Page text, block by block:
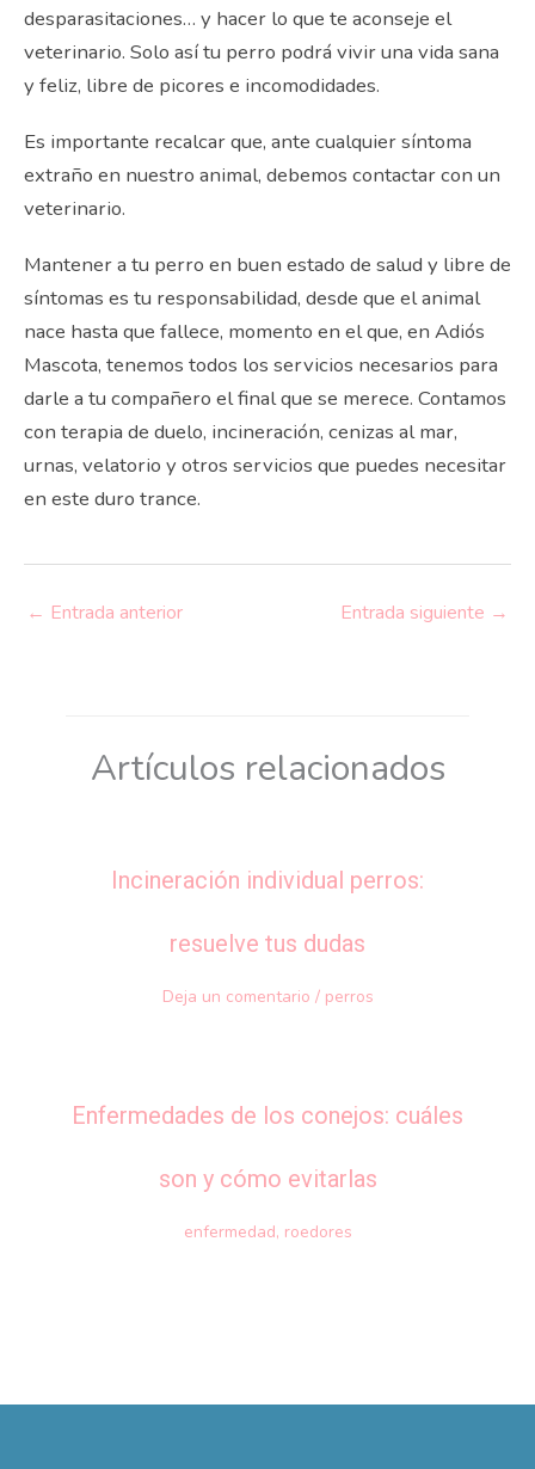
desparasitaciones… y hacer lo que te aconseje el
veterinario. Solo así tu perro podrá vivir una vida sana
y feliz, libre de picores e incomodidades.
Es importante recalcar que, ante cualquier síntoma
extraño en nuestro animal, debemos contactar con un
veterinario.
Mantener a tu perro en buen estado de salud y libre de
síntomas es tu responsabilidad, desde que el animal
nace hasta que fallece, momento en el que, en Adiós
Mascota, tenemos todos los servicios necesarios para
darle a tu compañero el final que se merece. Contamos
con terapia de duelo, incineración, cenizas al mar,
urnas, velatorio y otros servicios que puedes necesitar
en este duro trance.
← Entrada anterior Entrada siguiente →
Artículos relacionados
Incineración individual perros:
resuelve tus dudas
Deja un comentario / perros
Enfermedades de los conejos: cuáles
son y cómo evitarlas
enfermedad, roedores